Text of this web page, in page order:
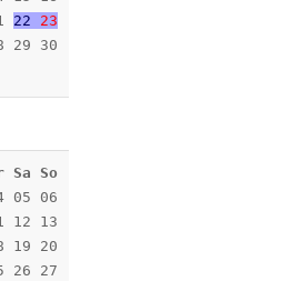
22 23
29 30
Sa So
05 06
12 13
19 20
26 27